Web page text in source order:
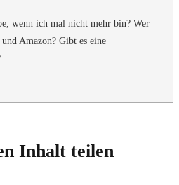
wenn ich mal nicht mehr bin? Wer
Amazon? Gibt es eine
Inhalt teilen